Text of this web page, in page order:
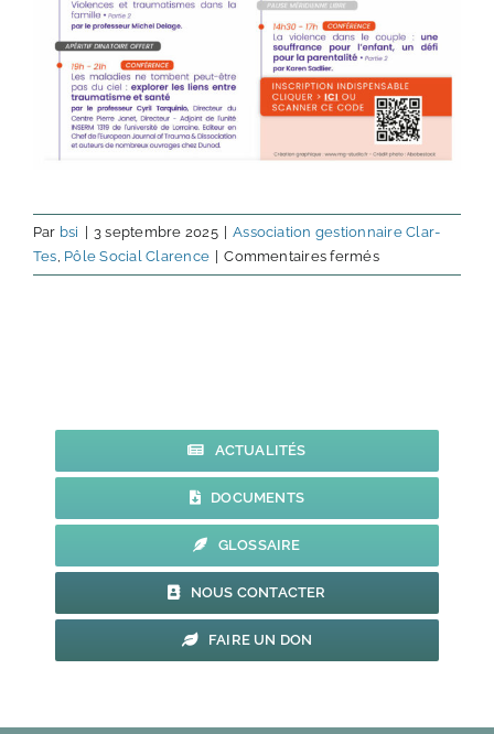
Par bsi 3 septembre 2025
Association gestionnaire Clar-
Tes Pôle Social Clarence Commentaires ferméssur
Colloque
les
et
novembre
ACTUALITÉS
DOCUMENTS
GLOSSAIRE
NOUS CONTACTER
FAIRE UN DON